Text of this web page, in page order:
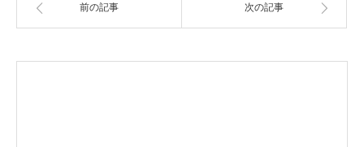
前の記事 次の記事